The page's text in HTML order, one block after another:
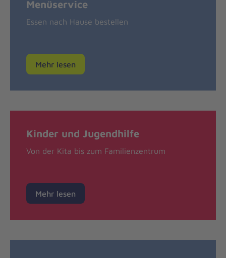
Menüservice
Essen nach Hause bestellen
Mehr lesen
Kinder und Jugendhilfe
Von der Kita bis zum Familienzentrum
Mehr lesen